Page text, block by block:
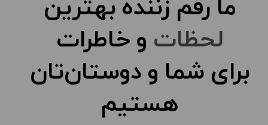
لحظات و خاطرات
برای شما و دوستان‌تان
هستیم